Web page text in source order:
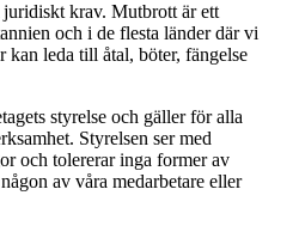
juridiskt krav. Mutbrott är ett
och i de flesta länder där vi
leda till åtal, böter, fängelse
styrelse och gäller för alla
Styrelsen ser med
och tolererar inga former av
av våra medarbetare eller